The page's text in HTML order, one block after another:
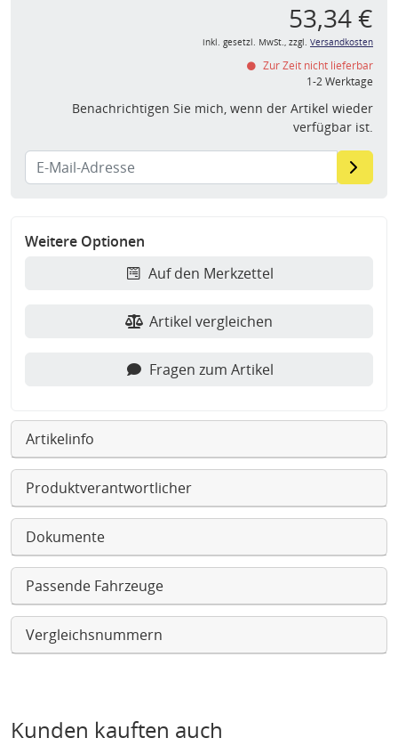
53,34 €
inkl. gesetzl. MwSt., zzgl. Versandkosten
Zur Zeit nicht lieferbar
1-2 Werktage
Benachrichtigen Sie mich, wenn der Artikel wieder
verfügbar ist.
Weitere Optionen
Auf den Merkzettel
Artikel vergleichen
Fragen zum Artikel
Artikelinfo
Produktverantwortlicher
Dokumente
Passende Fahrzeuge
Vergleichsnummern
Kunden kauften auch